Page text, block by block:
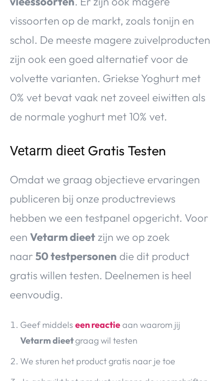
vissoorten op de markt, zoals tonijn en
schol. De meeste magere zuivelproducten
zijn ook een goed alternatief voor de
volvette varianten. Griekse Yoghurt met
0% vet bevat vaak net zoveel eiwitten als
de normale yoghurt met 10% vet.
Vetarm dieet Gratis Testen
Omdat we graag objectieve ervaringen
publiceren bij onze productreviews
hebben we een testpanel opgericht. Voor
een Vetarm dieetzijn we op zoek
naar50 testpersonen die dit product
gratis willen testen. Deelnemen is heel
eenvoudig.
Geef middels een reactieaan waarom jij
Vetarm dieetgraag wil testen
We sturen het product gratis naar je toe